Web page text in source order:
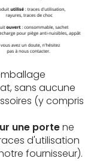
sans aucune
(y compris
une portene
d'utilisation
fournisseur).